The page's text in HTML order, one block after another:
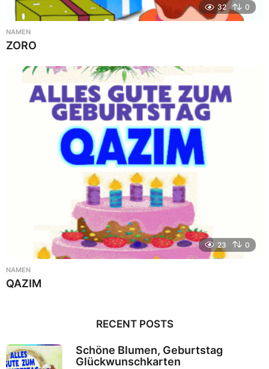
32 0
NAMEN
ZORO
23 0
NAMEN
QAZIM
RECENT POSTS
Schöne Blumen, Geburtstag
Glückwunschkarten